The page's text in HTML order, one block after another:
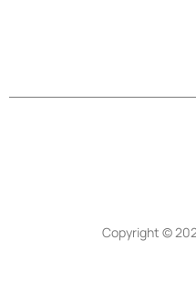
Copyright ©